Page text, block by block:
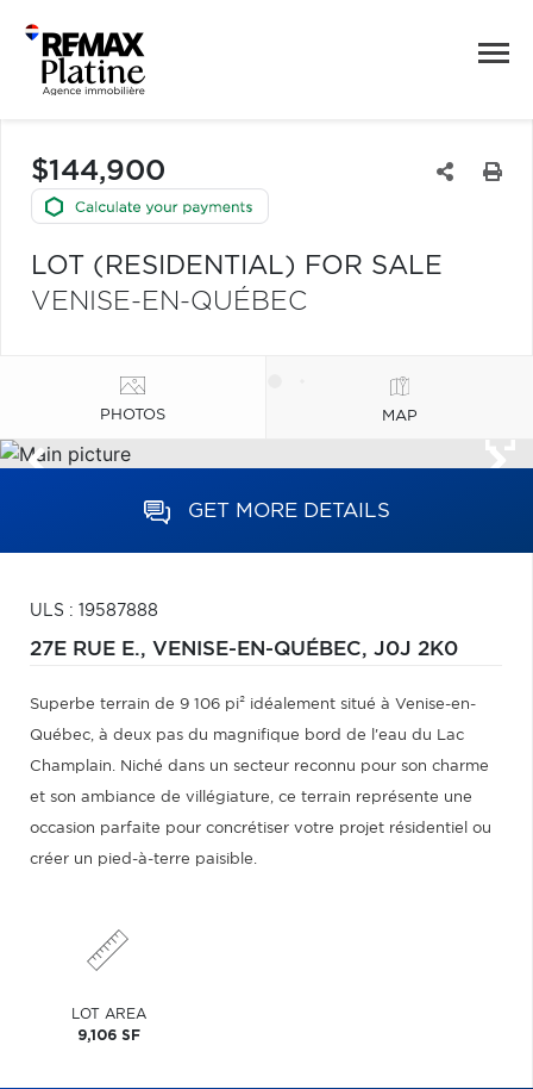
$144,900
LOT (RESIDENTIAL) FOR SALE
VENISE-EN-QUÉBEC
PHOTOS MAP
GET MORE DETAILS
ULS : 19587888
27E RUE E., VENISE-EN-QUÉBEC, J0J 2K0
Superbe terrain de 9 106 pi² idéalement situé à Venise-en-
Québec, à deux pas du magnifique bord de l'eau du Lac
Champlain. Niché dans un secteur reconnu pour son charme
et son ambiance de villégiature, ce terrain représente une
occasion parfaite pour concrétiser votre projet résidentiel ou
créer un pied-à-terre paisible.
LOT AREA
9,106 SF